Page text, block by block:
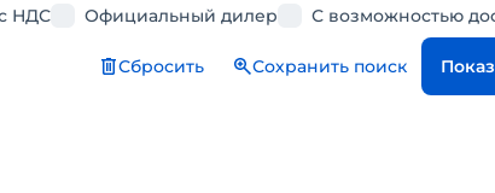
НДС Официальный дилер С возможностью
Сбросить Сохранить поиск